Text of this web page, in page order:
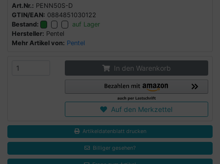
Art.Nr.: PENN50S-D
GTIN/EAN: 0884851030122
Bestand:
auf Lager
Hersteller: Pentel
Mehr Artikel von: Pentel
In den Warenkorb
Auf den Merkzettel
Artikeldatenblatt drucken
Billiger gesehen?